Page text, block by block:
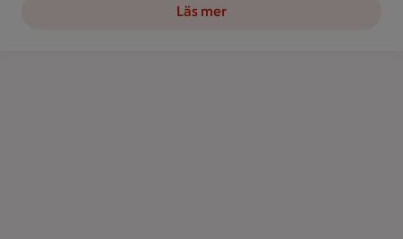
Läs mer